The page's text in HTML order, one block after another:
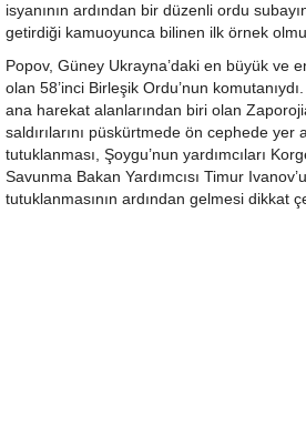
isyanının ardından bir düzenli ordu
getirdiği kamuoyunca bilinen ilk örnek
Popov, Güney Ukrayna’daki en büyük ve
olan 58’inci Birleşik Ordu’nun komutanıydı.
ana harekat alanlarından biri olan
saldırılarını püskürtmede ön cephede yer
tutuklanması, Şoygu’nun yardımcıları
Savunma Bakan Yardımcısı Timur
tutuklanmasının ardından gelmesi dikkat